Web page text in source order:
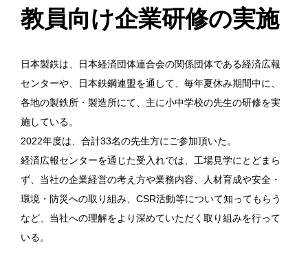
教員向け企業研修の実施
日本製鉄は、日本経済団体連合会の関係団体である経済広報
センターや、日本鉄鋼連盟を通して、毎年夏休み期間中に、
各地の製鉄所・製造所にて、主に小中学校の先生の研修を実
施している。
2022年度は、合計33名の先生方にご参加頂いた。
経済広報センターを通じた受入れでは、工場見学にとどまら
ず、当社の企業経営の考え方や業務内容、人材育成や安全・
環境・防災への取り組み、CSR活動等について知ってもらう
など、当社への理解をより深めていただく取り組みを行って
いる。